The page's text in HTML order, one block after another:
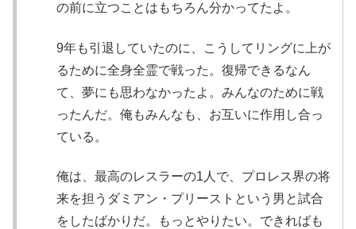
の前に立つことはもちろん分かってたよ。
9年も引退していたのに、こうしてリングに上が
るために全身全霊で戦った。復帰できるなん
て、夢にも思わなかったよ。みんなのために戦
ったんだ。俺もみんなも、お互いに作用し合っ
ている。
俺は、最高のレスラーの1人で、プロレス界の将
来を担うダミアン・プリーストという男と試合
をしたばかりだ。もっとやりたい。できればも